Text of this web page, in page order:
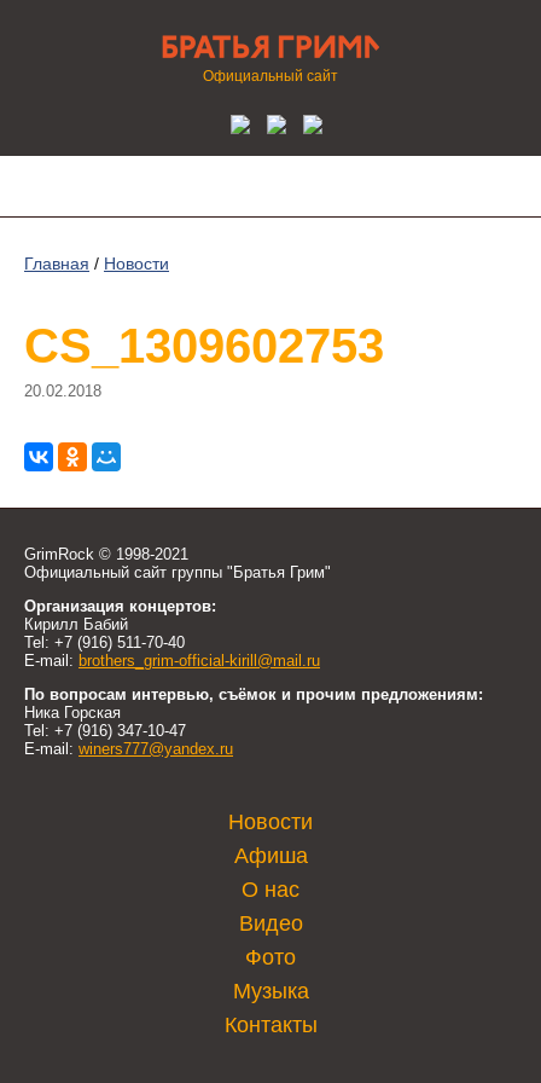
Официальный сайт
Главная / Новости
CS_1309602753
20.02.2018
GrimRock © 1998-2021
Официальный сайт группы "Братья Грим"
Организация концертов:
Кирилл Бабий
Tel: +7 (916) 511-70-40
E-mail: brothers_grim-official-kirill@mail.ru
По вопросам интервью, съёмок и прочим предложениям:
Ника Горская
Tel: +7 (916) 347-10-47
E-mail: winers777@yandex.ru
Новости
Афиша
О нас
Видео
Фото
Музыка
Контакты